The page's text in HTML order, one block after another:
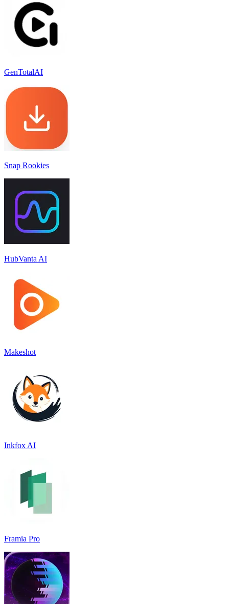
GenTotalAI
Snap Rookies
HubVanta AI
Makeshot
Inkfox AI
Framia Pro